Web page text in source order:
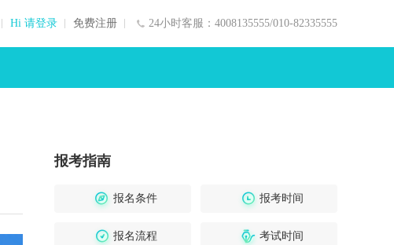
24小时客服：4008135555/010-82335555
Hi 请登录 免费注册
报考指南
报名条件 报考时间
报名流程 考试时间